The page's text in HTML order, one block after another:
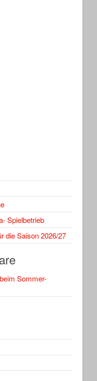
Spielbetrieb
die Saison 2026/27
Sommer-